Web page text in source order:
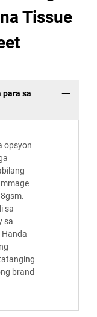
Tissue
para sa
opsyon
sa
sa
brand